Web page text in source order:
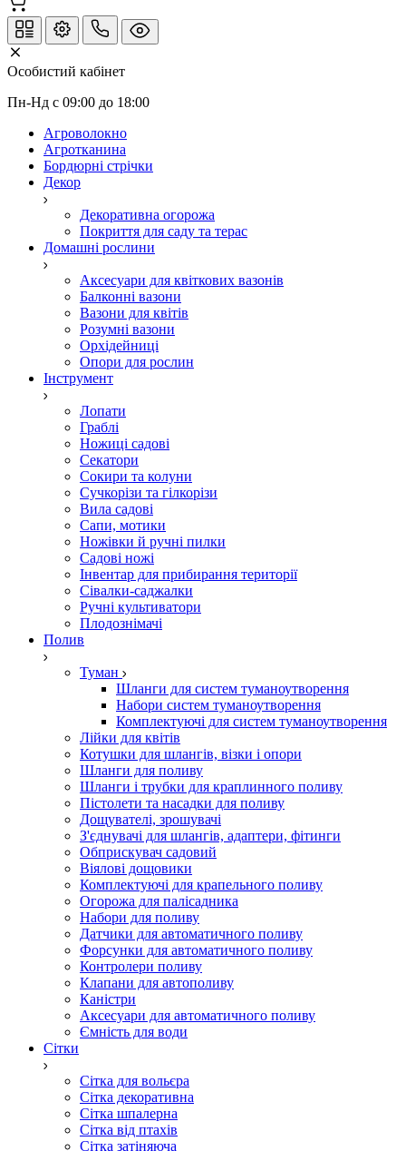
Особистий кабінет
Пн-Нд с 09:00 до 18:00
Агроволокно
Агротканина
Бордюрні стрічки
Декор
Декоративна огорожа
Покриття для саду та терас
Домашні рослини
Аксесуари для квіткових вазонів
Балконні вазони
Вазони для квітів
Розумні вазони
Орхідейниці
Опори для рослин
Інструмент
Лопати
Граблі
Ножиці садові
Секатори
Сокири та колуни
Сучкорізи та гілкорізи
Вила садові
Сапи, мотики
Ножівки й ручні пилки
Садові ножі
Інвентар для прибирання території
Сівалки-саджалки
Ручні культиватори
Плодознімачі
Полив
Туман
Шланги для систем туманоутворення
Набори систем туманоутворення
Комплектуючі для систем туманоутворення
Лійки для квітів
Котушки для шлангів, візки і опори
Шланги для поливу
Шланги і трубки для краплинного поливу
Пістолети та насадки для поливу
Дощувателі, зрошувачі
З'єднувачі для шлангів, адаптери, фітинги
Обприскувач садовий
Віялові дощовики
Комплектуючі для крапельного поливу
Огорожа для палісадника
Набори для поливу
Датчики для автоматичного поливу
Форсунки для автоматичного поливу
Контролери поливу
Клапани для автополиву
Каністри
Аксесуари для автоматичного поливу
Ємність для води
Сітки
Сітка для вольєра
Сітка декоративна
Сітка шпалерна
Сітка від птахів
Сітка затіняюча